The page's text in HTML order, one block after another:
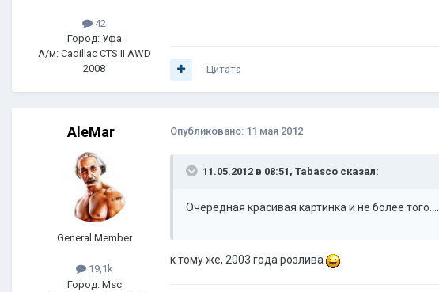
42
Город: Уфа
А/м: Cadillac CTS II AWD
2008
Цитата
AleMar
General Member
19,1k
Город: Msc
Опубликовано: 11 мая 2012
11.05.2012 в 08:51, Tabasco сказал:
Очередная красивая картинка и не более того....
к тому же, 2003 года розлива